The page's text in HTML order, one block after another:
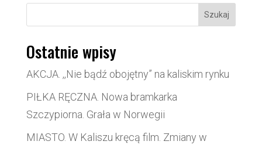
Szukaj
Ostatnie wpisy
AKCJA. ,,Nie bądź obojętny” na kaliskim rynku
PIŁKA RĘCZNA. Nowa bramkarka
Szczypiorna. Grała w Norwegii
MIASTO. W Kaliszu kręcą film. Zmiany w